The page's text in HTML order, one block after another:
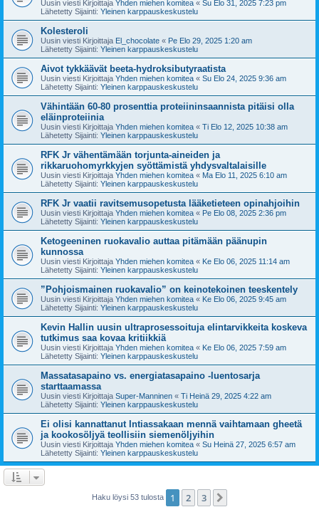
Uusin viesti Kirjoittaja Yhden miehen komitea « Su Elo 31, 2025 7:23 pm
Lähetetty Sijainti: Yleinen karppauskeskustelu
Kolesteroli
Uusin viesti Kirjoittaja El_chocolate « Pe Elo 29, 2025 1:20 am
Lähetetty Sijainti: Yleinen karppauskeskustelu
Aivot tykkäävät beeta-hydroksibutyraatista
Uusin viesti Kirjoittaja Yhden miehen komitea « Su Elo 24, 2025 9:36 am
Lähetetty Sijainti: Yleinen karppauskeskustelu
Vähintään 60-80 prosenttia proteiininsaannista pitäisi olla
eläinproteiinia
Uusin viesti Kirjoittaja Yhden miehen komitea « Ti Elo 12, 2025 10:38 am
Lähetetty Sijainti: Yleinen karppauskeskustelu
RFK Jr vähentämään torjunta-aineiden ja
rikkaruohomyrkkyjen syöttämistä yhdysvaltalaisille
Uusin viesti Kirjoittaja Yhden miehen komitea « Ma Elo 11, 2025 6:10 am
Lähetetty Sijainti: Yleinen karppauskeskustelu
RFK Jr vaatii ravitsemusopetusta lääketieteen opinahjoihin
Uusin viesti Kirjoittaja Yhden miehen komitea « Pe Elo 08, 2025 2:36 pm
Lähetetty Sijainti: Yleinen karppauskeskustelu
Ketogeeninen ruokavalio auttaa pitämään päänupin
kunnossa
Uusin viesti Kirjoittaja Yhden miehen komitea « Ke Elo 06, 2025 11:14 am
Lähetetty Sijainti: Yleinen karppauskeskustelu
”Pohjoismainen ruokavalio” on keinotekoinen teeskentely
Uusin viesti Kirjoittaja Yhden miehen komitea « Ke Elo 06, 2025 9:45 am
Lähetetty Sijainti: Yleinen karppauskeskustelu
Kevin Hallin uusin ultraprosessoituja elintarvikkeita koskeva
tutkimus saa kovaa kritiikkiä
Uusin viesti Kirjoittaja Yhden miehen komitea « Ke Elo 06, 2025 7:59 am
Lähetetty Sijainti: Yleinen karppauskeskustelu
Massatasapaino vs. energiatasapaino -luentosarja
starttaamassa
Uusin viesti Kirjoittaja Super-Manninen « Ti Heinä 29, 2025 4:22 am
Lähetetty Sijainti: Yleinen karppauskeskustelu
Ei olisi kannattanut Intiassakaan mennä vaihtamaan gheetä
ja kookosöljyä teollisiin siemenöljyihin
Uusin viesti Kirjoittaja Yhden miehen komitea « Su Heinä 27, 2025 6:57 am
Lähetetty Sijainti: Yleinen karppauskeskustelu
Haku löysi 53 tulosta 1 2 3